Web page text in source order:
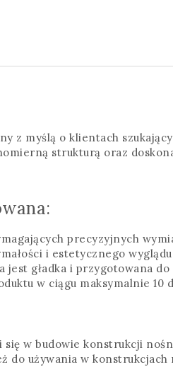
z myślą o klientach
strukturą oraz
precyzyjnych
i estetycznego
gładka i przygotowana
w ciągu maksymalnie 10
się w budowie konstrukcji
do używania w